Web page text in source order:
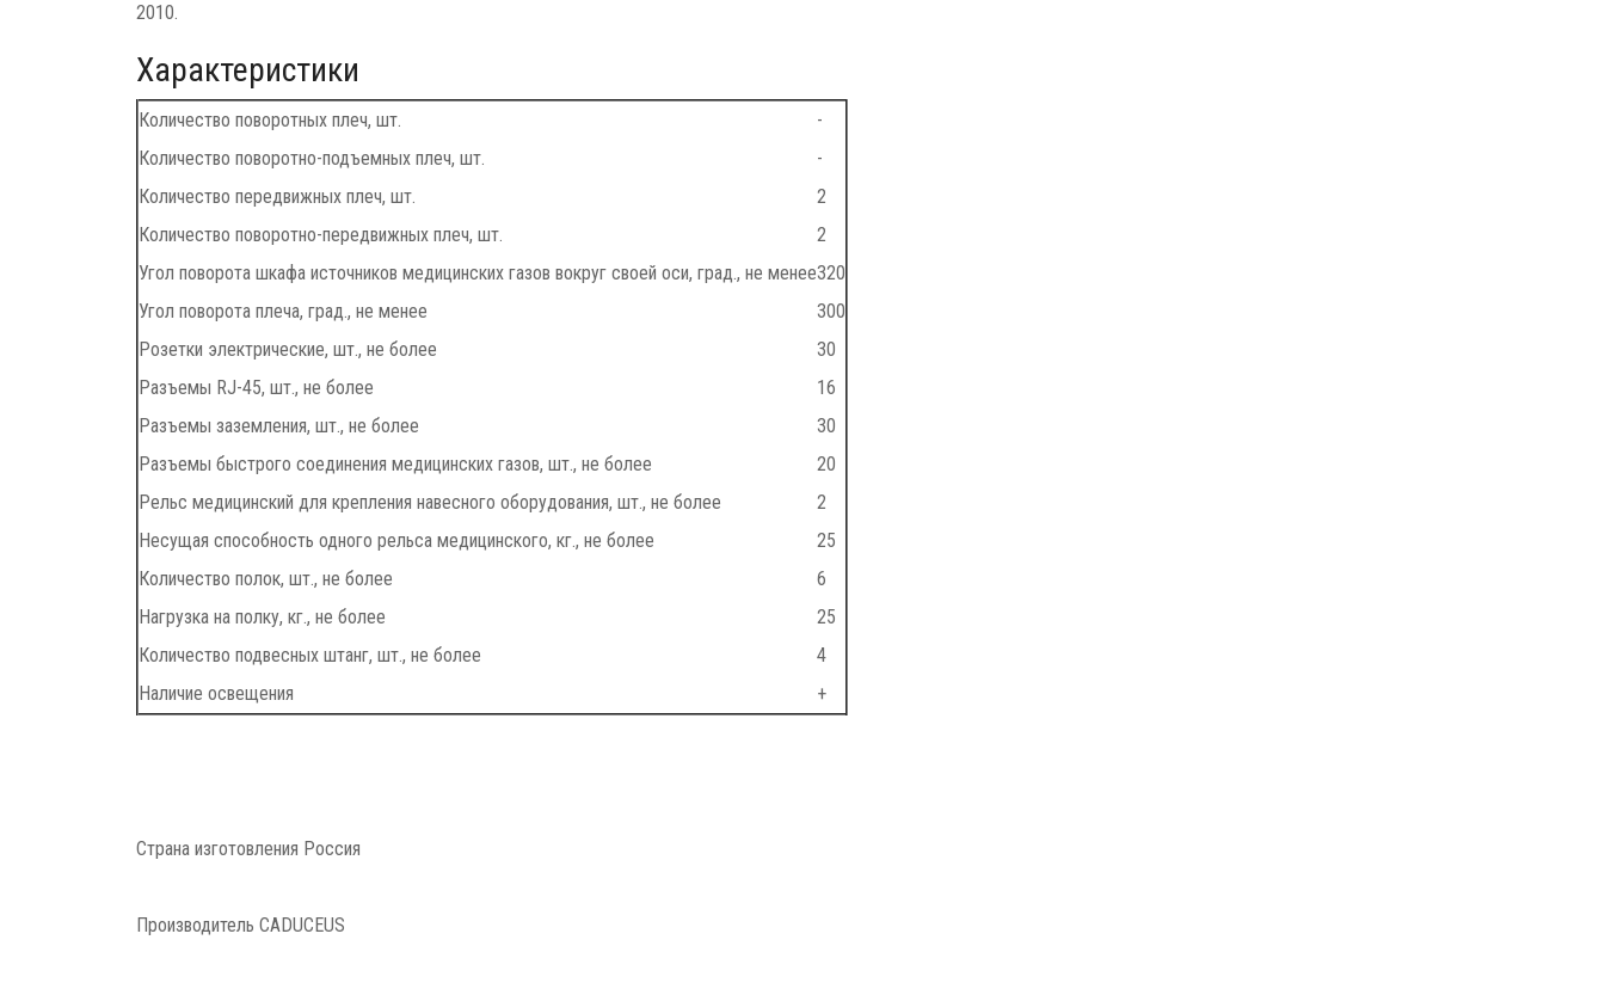
2010.
Характеристики
Количество поворотных плеч, шт.
-
Количество поворотно-подъемных плеч, шт.
-
Количество передвижных плеч, шт.
2
Количество поворотно-передвижных плеч, шт.
2
Угол поворота шкафа источников медицинских газов вокруг своей оси, град., не менее320
Угол поворота плеча, град., не менее
300
Розетки электрические, шт., не более
30
Разъемы RJ-45, шт., не более
16
Разъемы заземления, шт., не более
30
Разъемы быстрого соединения медицинских газов, шт., не более
20
Рельс медицинский для крепления навесного оборудования, шт., не более
2
Несущая способность одного рельса медицинского, кг., не более
25
Количество полок, шт., не более
6
Нагрузка на полку, кг., не более
25
Количество подвесных штанг, шт., не более
4
Наличие освещения
+
Страна изготовления Россия
Производитель CADUCEUS